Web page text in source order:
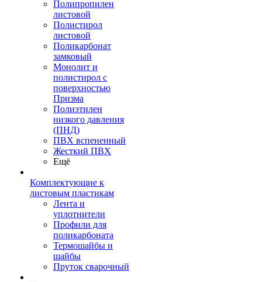
Полипропилен
листовой
Полистирол
листовой
Поликарбонат
замковый
Монолит и
полистирол с
поверхностью
Призма
Полиэтилен
низкого давления
(ПНД)
ПВХ вспененный
Жесткий ПВХ
Ещё
Комплектующие к
листовым пластикам
Лента и
уплотнители
Профили для
поликарбоната
Термошайбы и
шайбы
Пруток сварочный